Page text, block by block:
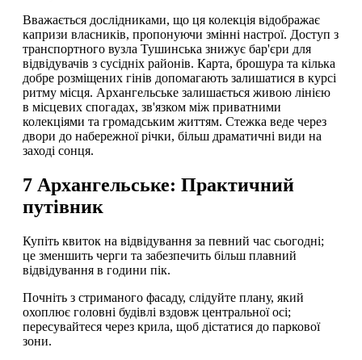
Вважається дослідниками, що ця колекція відображає
капризи власників, пропонуючи змінні настрої. Доступ з
транспортного вузла Тушинська знижує бар'єри для
відвідувачів з сусідніх районів. Карта, брошура та кілька
добре розміщених гінів допомагають залишатися в курсі
ритму місця. Архангельське залишається живою лінією
в місцевих спогадах, зв'язком між приватними
колекціями та громадським життям. Стежка веде через
двори до набережної річки, більш драматичні види на
заході сонця.
7 Архангельське: Практичний
путівник
Купіть квиток на відвідування за певний час сьогодні;
це зменшить черги та забезпечить більш плавний
відвідування в години пік.
Почніть з стриманого фасаду, слідуйте плану, який
охоплює головні будівлі вздовж центральної осі;
пересувайтеся через крила, щоб дістатися до паркової
зони.